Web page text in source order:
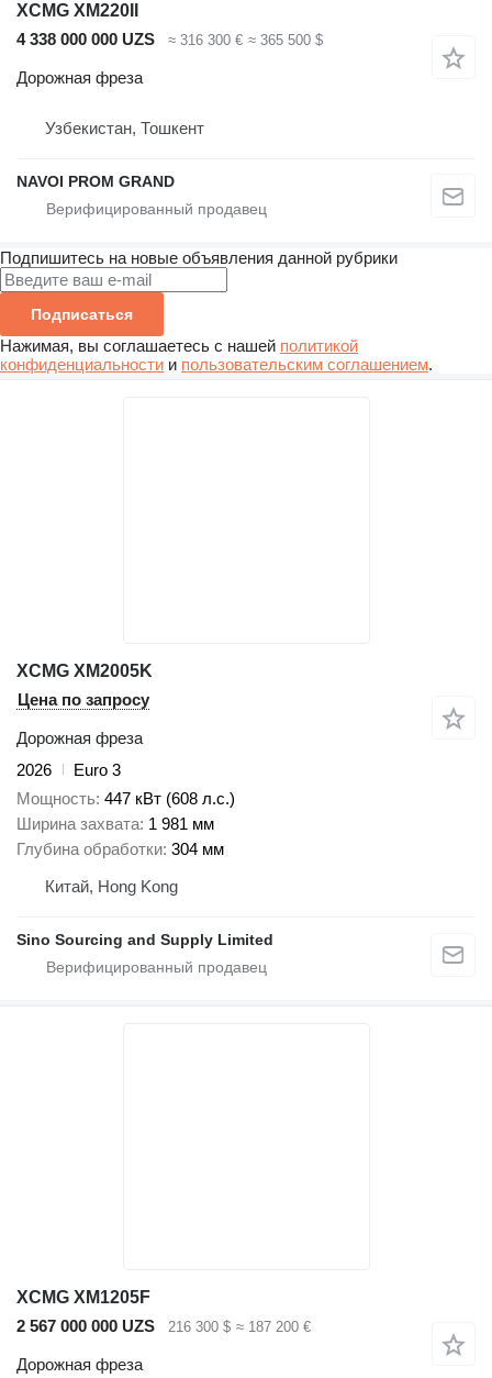
XCMG XM220II
4 338 000 000 UZS
≈ 316 300 € ≈ 365 500 $
Дорожная фреза
Узбекистан, Тошкент
NAVOI PROM GRAND
Подпишитесь на новые объявления данной рубрики
Подписаться
Нажимая, вы соглашаетесь с нашей политикой
конфиденциальности и пользовательским соглашением.
XCMG XM2005K
Цена по запросу
Дорожная фреза
2026
Euro 3
Мощность 447 кВт (608 л.с.)
Ширина захвата 1 981 мм
Глубина обработки 304 мм
Китай, Hong Kong
Sino Sourcing and Supply Limited
XCMG XM1205F
2 567 000 000 UZS
216 300 $ ≈ 187 200 €
Дорожная фреза